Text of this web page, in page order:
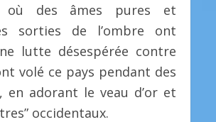
où des âmes pures et
sorties de l’ombre ont
lutte désespérée contre
volé ce pays pendant des
en adorant le veau d’or et
occidentaux.